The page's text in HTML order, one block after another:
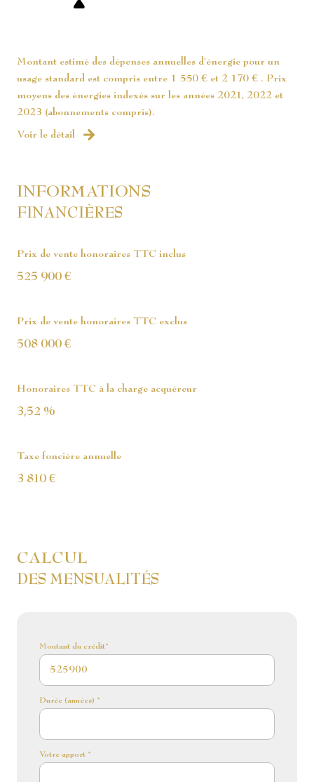
garage
Montant estimé des dépenses annuelles d'énergie pour un
usage standard est compris entre 1 550 € et 2 170 € . Prix
moyens des énergies indexés sur les années 2021, 2022 et
2023 (abonnements compris).
Voir le détail
INFORMATIONS
FINANCIÈRES
Prix de vente honoraires TTC inclus
525 900 €
Prix de vente honoraires TTC exclus
508 000 €
Honoraires TTC à la charge acquéreur
3,52 %
Taxe foncière annuelle
3 810 €
CALCUL
DES MENSUALITÉS
Montant du crédit*
Durée (années) *
Votre apport *